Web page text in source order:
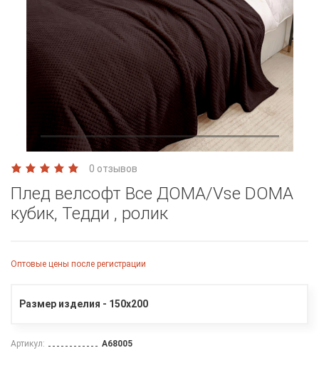
0 отзывов
Плед велсофт Все ДOMA/Vse DOMA
кубик, Тедди , ролик
Оптовые цены после регистрации
Размер изделия - 150х200
Артикул: A68005